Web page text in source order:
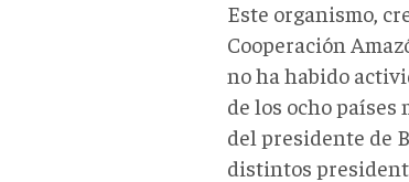
Este organismo,
Cooperación
no ha habido
de los ocho
del presidente de
distintos